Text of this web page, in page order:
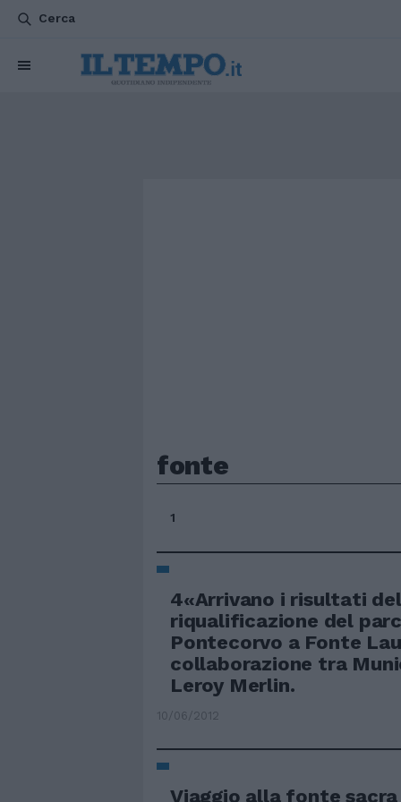
Cerca
fonte
1
4«Arrivano i risultati
riqualificazione del
Pontecorvo a Fonte
collaborazione tra
Leroy Merlin.
10/06/2012
Viaggio alla fonte